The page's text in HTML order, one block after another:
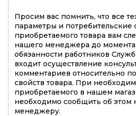
Просим вас помнить, что все
параметры и потребительские
приобретаемого товара вам
нашего менеджера до момента
обязанности работников
входит осуществление
комментариев относительно
свойств товара. При
приобретаемого в нашем
необходимо сообщить об этом
менеджеру.